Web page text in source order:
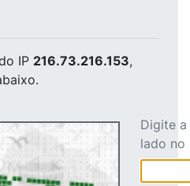
IP 216.73.216.153,
Digite
lado no